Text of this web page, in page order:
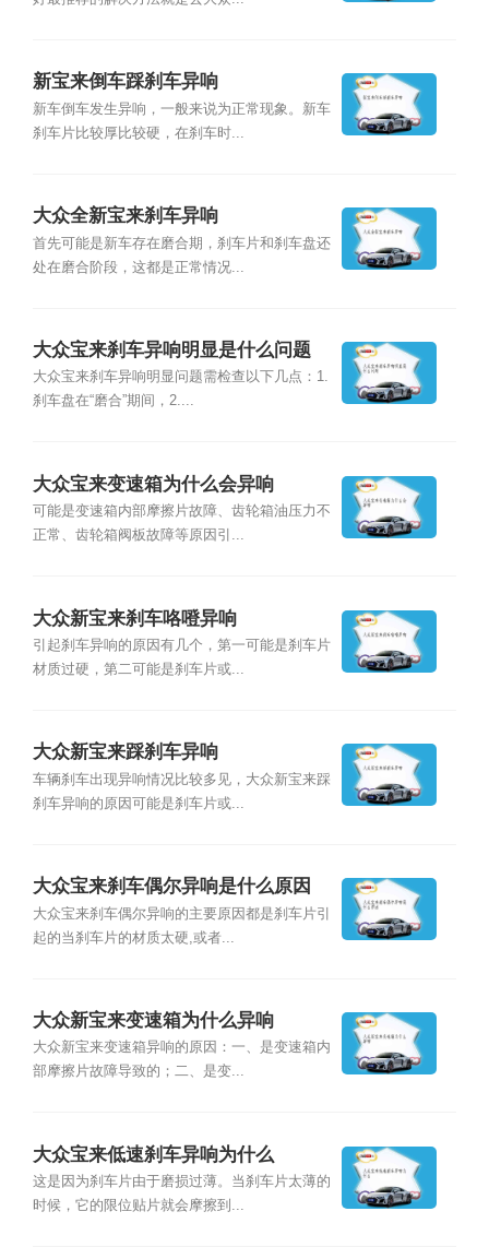
新宝来倒车踩刹车异响
新车倒车发生异响，一般来说为正常现象。新车
刹车片比较厚比较硬，在刹车时...
大众全新宝来刹车异响
首先可能是新车存在磨合期，刹车片和刹车盘还
处在磨合阶段，这都是正常情况...
大众宝来刹车异响明显是什么问题
大众宝来刹车异响明显问题需检查以下几点：1.
刹车盘在“磨合”期间，2....
大众宝来变速箱为什么会异响
可能是变速箱内部摩擦片故障、齿轮箱油压力不
正常、齿轮箱阀板故障等原因引...
大众新宝来刹车咯噔异响
引起刹车异响的原因有几个，第一可能是刹车片
材质过硬，第二可能是刹车片或...
大众新宝来踩刹车异响
车辆刹车出现异响情况比较多见，大众新宝来踩
刹车异响的原因可能是刹车片或...
大众宝来刹车偶尔异响是什么原因
大众宝来刹车偶尔异响的主要原因都是刹车片引
起的当刹车片的材质太硬,或者...
大众新宝来变速箱为什么异响
大众新宝来变速箱异响的原因：一、是变速箱内
部摩擦片故障导致的；二、是变...
大众宝来低速刹车异响为什么
这是因为刹车片由于磨损过薄。当刹车片太薄的
时候，它的限位贴片就会摩擦到...